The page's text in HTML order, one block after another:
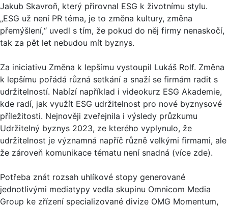
Jakub Skavroň, který přirovnal ESG k životnímu stylu.
„ESG už není PR téma, je to změna kultury, změna
přemýšlení,“ uvedl s tím, že pokud do něj firmy nenaskočí,
tak za pět let nebudou mít byznys.
Za iniciativu Změna k lepšímu vystoupil Lukáš Rolf. Změna
k lepšímu pořádá různá setkání a snaží se firmám radit s
udržitelností. Nabízí například i videokurz ESG Akademie,
kde radí, jak využít ESG udržitelnost pro nové byznysové
příležitosti. Nejnověji zveřejnila i výsledy průzkumu
Udržitelný byznys 2023, ze kterého vyplynulo, že
udržitelnost je významná napříč různě velkými firmami, ale
že zároveň komunikace tématu není snadná (více zde).
Potřeba znát rozsah uhlíkové stopy generované
jednotlivými mediatypy vedla skupinu Omnicom Media
Group ke zřízení specializované divize OMG Momentum,